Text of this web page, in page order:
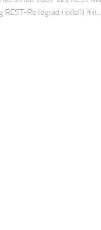
Reifegradmodell) mit...